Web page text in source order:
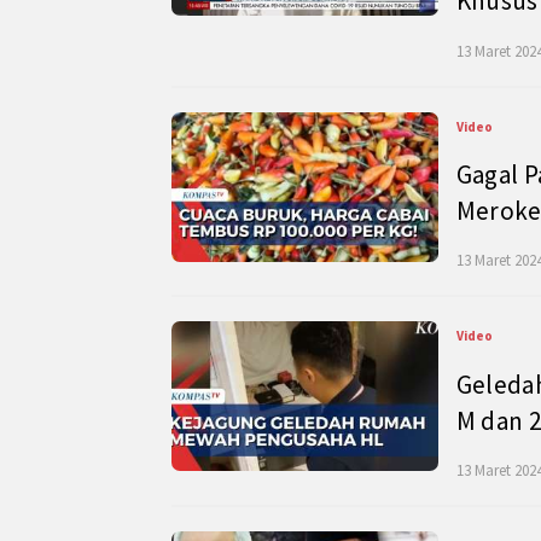
13 Maret
Video
Gagal
13 Maret
Video
M dan
13 Maret